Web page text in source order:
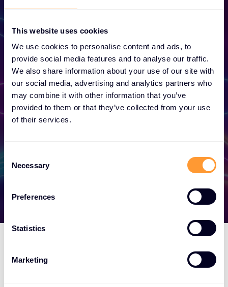
This website uses cookies
We use cookies to personalise content and ads, to
provide social media features and to analyse our traffic.
We also share information about your use of our site with
our social media, advertising and analytics partners who
may combine it with other information that you’ve
provided to them or that they’ve collected from your use
of their services.
Necessary
Preferences
Statistics
Marketing
Partner werden
Schließen Sie exklusive Partnerschaften
und steigern Sie Ihren Erfolg noch heute.